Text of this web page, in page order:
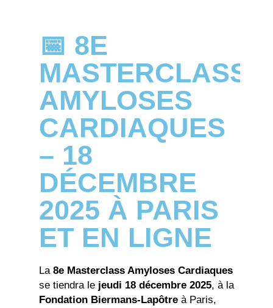
📅 8E
MASTERCLASS
AMYLOSES
CARDIAQUES
– 18
DÉCEMBRE
2025 À PARIS
ET EN LIGNE
La 8e Masterclass Amyloses Cardiaques
se tiendra le jeudi 18 décembre 2025, à la
Fondation Biermans-Lapôtre à Paris,